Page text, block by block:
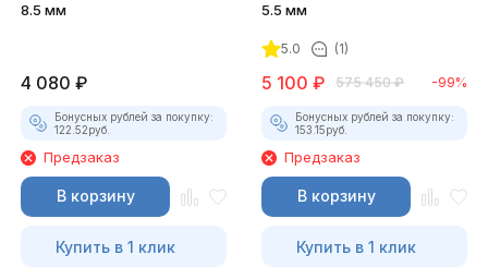
8.5 мм
4 080 ₽
Бонусных рублей за покупку:
122.52руб.
Предзаказ
В корзину
Купить в 1 клик
5.5 мм
5.0 (1)
5 100 ₽ 575 450 ₽ -99%
Бонусных рублей за покупку:
153.15руб.
Предзаказ
В корзину
Купить в 1 клик